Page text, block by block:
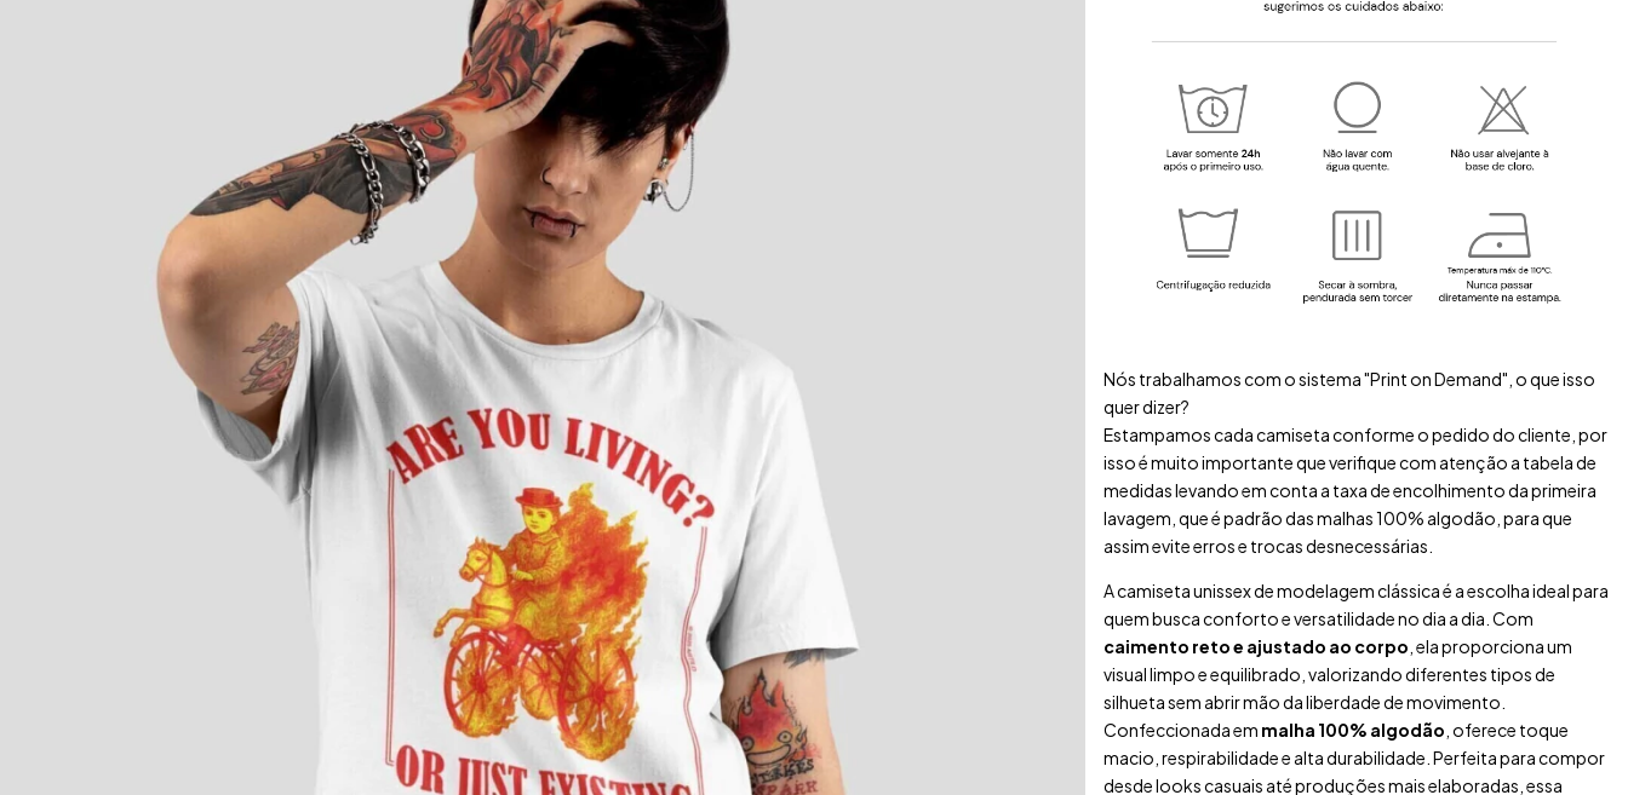
Nós trabalhamos com o sistema "Print on Demand", o que isso
quer dizer?
Estampamos cada camiseta conforme o pedido do cliente, por
isso é muito importante que verifique com atenção a tabela de
medidas levando em conta a taxa de encolhimento da primeira
lavagem, que é padrão das malhas 100% algodão, para que
assim evite erros e trocas desnecessárias.
A camiseta unissex de modelagem clássica é a escolha ideal para
quem busca conforto e versatilidade no dia a dia. Com
caimento reto e ajustado ao corpo , ela proporciona um
visual limpo e equilibrado, valorizando diferentes tipos de
silhueta sem abrir mão da liberdade de movimento.
Confeccionada em malha 100% algodão , oferece toque
macio, respirabilidade e alta durabilidade. Perfeita para compor
desde looks casuais até produções mais elaboradas, essa